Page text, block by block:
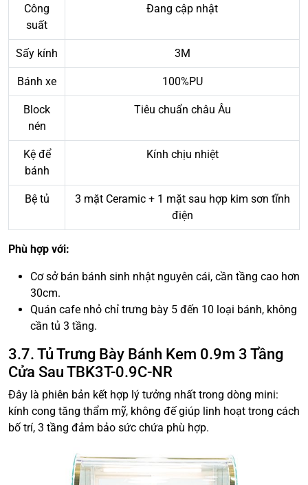
Công
suất
Đang cập nhật
Sấy kính 3M
Bánh xe 100%PU
Block
nén
Tiêu chuẩn châu Âu
Kệ để
bánh
Kính chịu nhiệt
Bệ tủ
3 mặt Ceramic + 1 mặt sau hợp kim sơn tĩnh
điện
Phù hợp với:
Cơ sở bán bánh sinh nhật nguyên cái, cần tầng cao hơn
30cm.
Quán cafe nhỏ chỉ trưng bày 5 đến 10 loại bánh, không
cần tủ 3 tầng.
3.7. Tủ Trưng Bày Bánh Kem 0.9m 3 Tầng
Cửa Sau TBK3T-0.9C-NR
Đây là phiên bản kết hợp lý tưởng nhất trong dòng mini:
kính cong tăng thẩm mỹ, không đế giúp linh hoạt trong cách
bố trí, 3 tầng đảm bảo sức chứa phù hợp.